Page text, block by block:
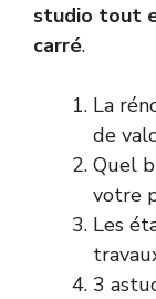
studio tout
carré.
La
de
Quel
votre
Les
3